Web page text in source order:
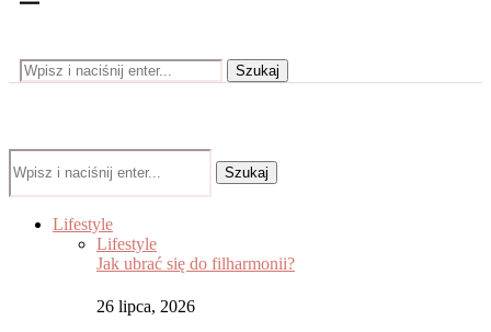
Szukaj
Szukaj
Lifestyle
Lifestyle
Jak ubrać się do filharmonii?
26 lipca, 2026